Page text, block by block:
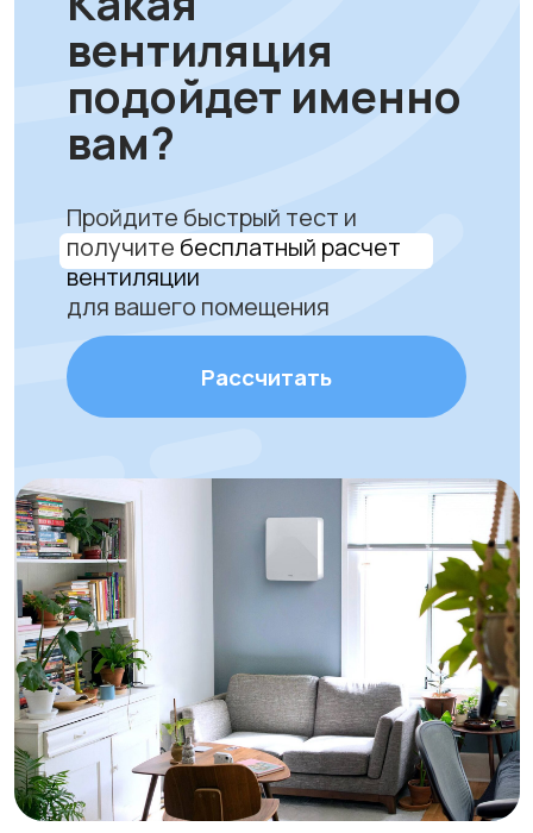
ProAir.kz:
качество, сервис и
комфортный воздух
Только надежное и
сертифицированное
оборудование
Профессиональная установка
за 1 час без грязи и сложного
ремонта. Гарантируем аккуратную
устройства.
Опытные специалисты установят и
настроят систему так, чтобы она
сразу работала на максимальную
эффективность.
Профессиональный
монтаж для
безупречной работы